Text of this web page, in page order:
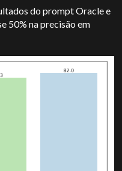
do prompt Oracle e
50% na precisão em